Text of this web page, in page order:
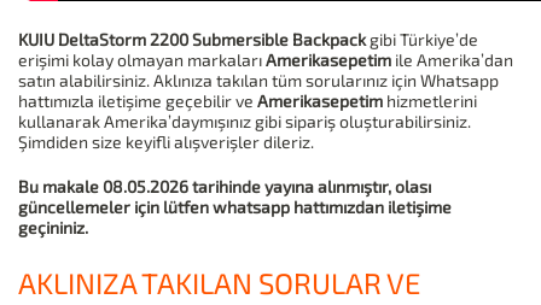
KUIU DeltaStorm 2200 Submersible Backpackgibi Türkiye’de
erişimi kolay olmayan markalarıAmerikasepetim ile Amerika’dan
satın alabilirsiniz. Aklınıza takılan tüm sorularınız için Whatsapp
hattımızla iletişime geçebilir ve Amerikasepetim hizmetlerini
kullanarak Amerika’daymışınız gibi sipariş oluşturabilirsiniz.
Şimdiden size keyifli alışverişler dileriz.
Bu makale 08.05.2026 tarihinde yayına alınmıştır, olası
güncellemeler için lütfen whatsapp hattımızdan iletişime
geçininiz.
AKLINIZA TAKILAN SORULAR VE